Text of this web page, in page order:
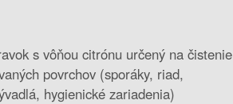
s vôňou citrónu určený na čistenie
povrchov (sporáky, riad,
hygienické zariadenia)